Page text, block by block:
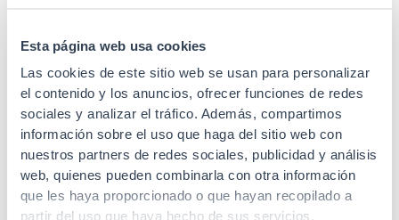
Esta página web usa cookies
Las cookies de este sitio web se usan para personalizar
el contenido y los anuncios, ofrecer funciones de redes
sociales y analizar el tráfico. Además, compartimos
información sobre el uso que haga del sitio web con
nuestros partners de redes sociales, publicidad y análisis
web, quienes pueden combinarla con otra información
que les haya proporcionado o que hayan recopilado a
partir del uso que haya hecho de sus servicios.
SKU: RPMGBICSM
Convertidor de fibra a ethernet
Módulos MINI G-BIC 1.25 LX
DUAL, 20.000 m
Convertidor de fibra a ethernet
Módulos MINI G-BIC 1.25
SX DUAL, 550 m